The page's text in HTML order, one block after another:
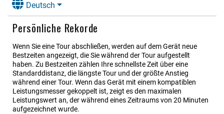
Deutsch
Persönliche Rekorde
Wenn Sie eine Tour abschließen, werden auf dem Gerät neue
Bestzeiten angezeigt, die Sie während der Tour aufgestellt
haben. Zu Bestzeiten zählen Ihre schnellste Zeit über eine
Standarddistanz, die längste Tour und der größte Anstieg
während einer Tour. Wenn das Gerät mit einem kompatiblen
Leistungsmesser gekoppelt ist, zeigt es den maximalen
Leistungswert an, der während eines Zeitraums von 20 Minuten
aufgezeichnet wurde.